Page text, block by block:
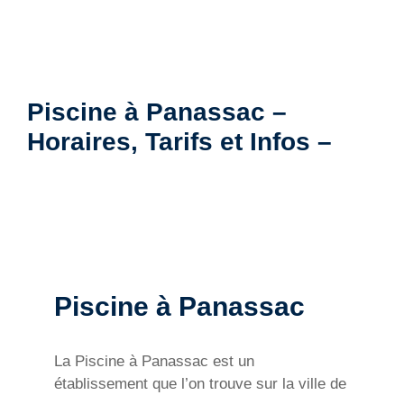
Piscine à Panassac –
Horaires, Tarifs et Infos –
Piscine à Panassac
La Piscine à Panassac est un
établissement que l’on trouve sur la ville de